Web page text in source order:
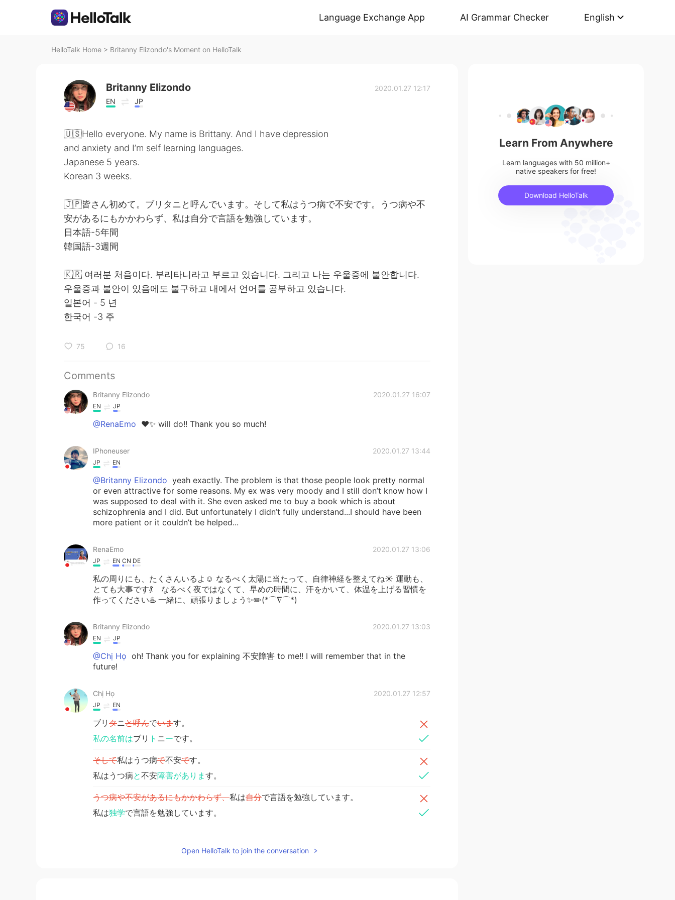
Language Exchange App AI Grammar Checker English
HelloTalk Home > Britanny Elizondo's Moment on HelloTalk
Britanny Elizondo
EN JP
2020.01.27 12:17
🇺🇸Hello everyone. My name is Brittany. And I have depression
and anxiety and I’m self learning languages.
Japanese 5 years.
Korean 3 weeks.
🇯🇵皆さん初めて。ブリタニと呼んでいます。そして私はうつ病で不安です。うつ病や不
安があるにもかかわらず、私は自分で言語を勉強しています。
日本語-5年間
韓国語-3週間
🇰🇷 여러분 처음이다. 부리타니라고 부르고 있습니다. 그리고 나는 우울증에 불안합니다.
우울증과 불안이 있음에도 불구하고 내에서 언어를 공부하고 있습니다.
일본어 - 5 년
한국어 -3 주
75 16
Comments
Britanny Elizondo 2020.01.27 16:07
EN JP
@RenaEmo ❤️✨ will do!! Thank you so much!
IPhoneuser 2020.01.27 13:44
JP EN
@Britanny Elizondo yeah exactly. The problem is that those people look pretty normal
or even attractive for some reasons. My ex was very moody and I still don’t know how I
was supposed to deal with it. She even asked me to buy a book which is about
schizophrenia and I did. But unfortunately I didn’t fully understand...I should have been
more patient or it couldn’t be helped...
RenaEmo 2020.01.27 13:06
JP EN CN DE
私の周りにも、たくさんいるよ☺️ なるべく太陽に当たって、自律神経を整えてね☀️ 運動も、
とても大事です💃 なるべく夜ではなくて、早めの時間に、汗をかいて、体温を上げる習慣を
作ってください♨️ 一緒に、頑張りましょう✨✏️(*⌒∇⌒*)
Britanny Elizondo 2020.01.27 13:03
EN JP
@Chị Họ oh! Thank you for explaining 不安障害 to me!! I will remember that in the
future!
Chị Họ 2020.01.27 12:57
JP EN
ブリ タニと呼んでいます。
私の名前はブリ ト ニーです。
そして私はうつ病で不安です。
私はうつ病と不安障害がありま す。
うつ病や不安があるにもかかわらず、私は自分で言語を勉強しています。
私は独学で言語を勉強しています。
Open HelloTalk to join the conversation
Learn From Anywhere
Learn languages with 50 million+
native speakers for free!
Download HelloTalk